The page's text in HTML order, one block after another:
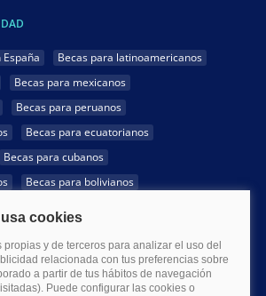
Becas para latinoamericanos
Becas para mexicanos
Becas para peruanos
Becas para ecuatorianos
Becas para cubanos
Becas para bolivianos
Becas para paraguayos
Becas para salvadoreños